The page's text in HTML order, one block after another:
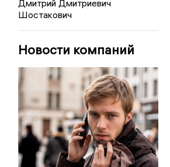
Дмитрий Дмитриевич
Шостакович
Новости компаний